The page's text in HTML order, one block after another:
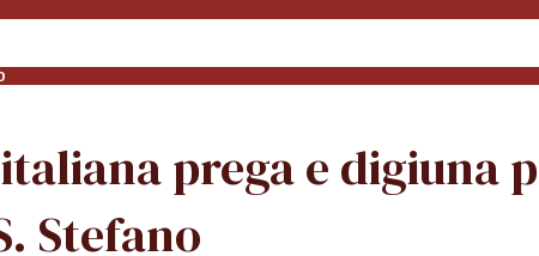
prega e digiuna
Stefano